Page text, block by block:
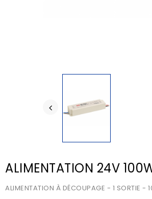
ALIMENTATION 24V
ALIMENTATION À DÉCOUPAGE - 1 SORTIE -